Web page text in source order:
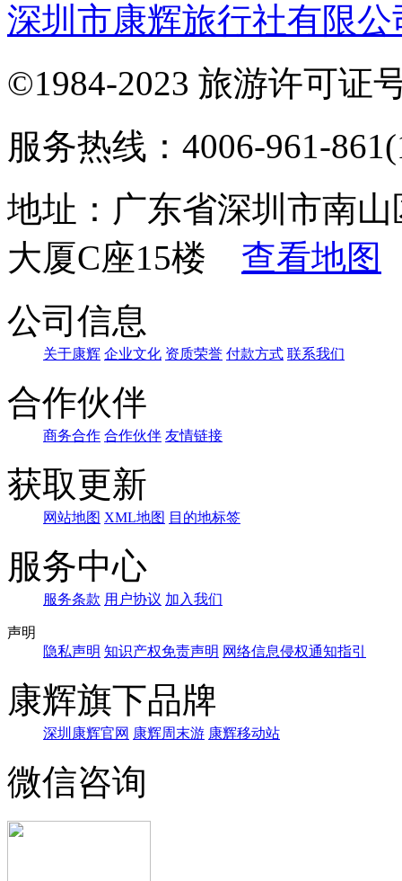
深圳市康辉旅行社有限
©1984-2023 旅游许可证
服务热线：4006-961-
地址：广东省深圳市南
大厦C座15楼 查看地图
公司信息
关于康辉 企业文化 资质荣誉 付款方式 联系我们
合作伙伴
商务合作 合作伙伴 友情链接
获取更新
网站地图 XML地图 目的地标签
服务中心
服务条款 用户协议 加入我们
声明
隐私声明 知识产权免责声明 网络信息侵权通知指引
康辉旗下品牌
深圳康辉官网 康辉周末游 康辉移动站
微信咨询